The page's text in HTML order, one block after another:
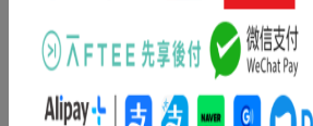
栄養バランスの考え方や成分表の見方から
吐き戻し、体型管理といったお悩み、
アレルギー、尿路結石、腎臓病、肝臓病、
つ猫ちゃんへの食のアドバイスまで網羅。
くぅ先生がお勧めする市販のキャットフ
目次（「BOOK」データベースよ
第１章 適切なカロリーや必須栄養素など
ら 猫の身体に本当に必要なもの（猫の本